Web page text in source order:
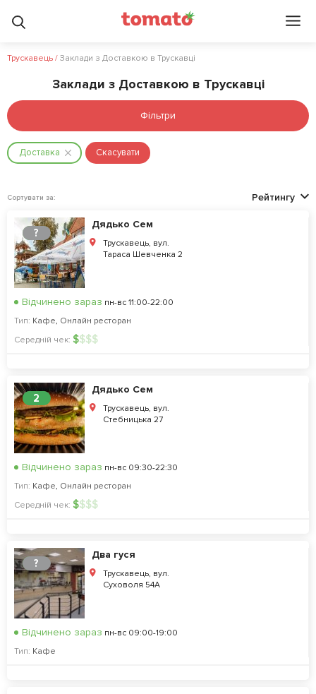
Трускавець / Заклади з Доставкою в Трускавці
Заклади з Доставкою в Трускавці
Фільтри
Доставка Скасувати
Сортувати за: Рейтингу
?
Дядько Сем
Трускавець, вул.
Тараса Шевченка 2
Відчинено зараз пн-вс 11:00-22:00
Тип: Кафе, Онлайн ресторан
Середній чек: $$$$
2
Дядько Сем
Трускавець, вул.
Стебницька 27
Відчинено зараз пн-вс 09:30-22:30
Тип: Кафе, Онлайн ресторан
Середній чек: $$$$
?
Два гуся
Трускавець, вул.
Суховоля 54А
Відчинено зараз пн-вс 09:00-19:00
Тип: Кафе